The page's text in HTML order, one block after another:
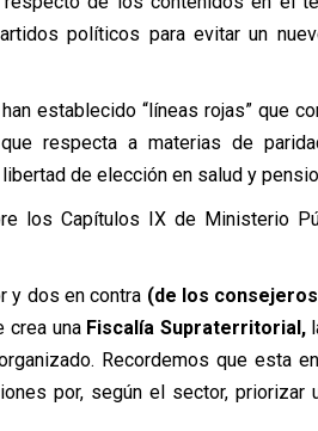
políticos para evitar un
establecido “líneas rojas” que
respecta a materias de
de elección en salud y
los Capítulos IX de Ministerio
y dos en contra (de los
crea una Fiscalía Supraterritorial,
Recordemos que esta
por, según el sector, priorizar